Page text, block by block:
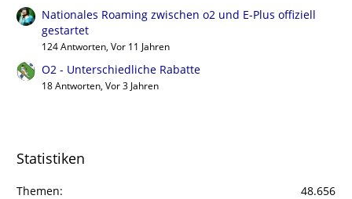
Nationales Roaming zwischen o2 und E-Plus offiziell
gestartet
124 Antworten, Vor 11 Jahren
O2 - Unterschiedliche Rabatte
18 Antworten, Vor 3 Jahren
Statistiken
Themen
48.656